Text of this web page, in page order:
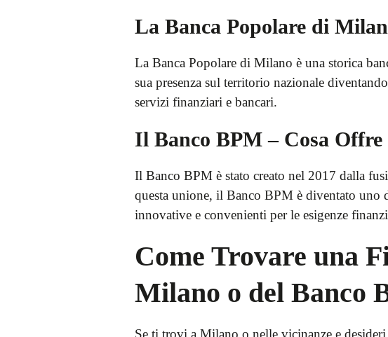
La Banca Popolare di
La Banca Popolare di Milano è una storica
sua presenza sul territorio nazionale
servizi finanziari e bancari.
Il Banco BPM – Cosa Offre
Il Banco BPM è stato creato nel 2017 dalla
questa unione, il Banco BPM è diventato
innovative e convenienti per le esigenze
Come Trovare una
Milano o del Banco
Se ti trovi a Milano o nelle vicinanze e